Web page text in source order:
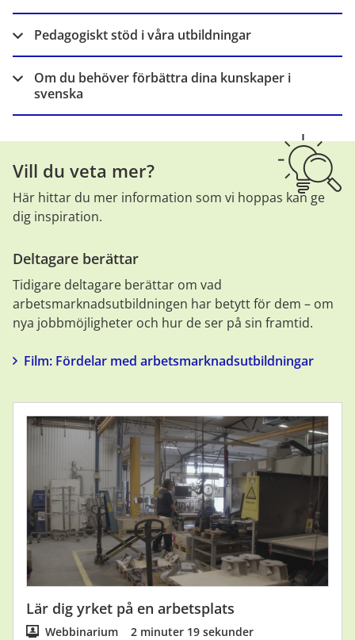
Pedagogiskt stöd i våra utbildningar
Om du behöver förbättra dina kunskaper i
svenska
Vill du veta mer?
Här hittar du mer information som vi hoppas kan ge
dig inspiration.
Deltagare berättar
Tidigare deltagare berättar om vad
arbetsmarknadsutbildningen har betytt för dem – om
nya jobbmöjligheter och hur de ser på sin framtid.
Film: Fördelar med arbetsmarknadsutbildningar
Lär dig yrket på en arbetsplats
Webbinarium 2 minuter 19 sekunder